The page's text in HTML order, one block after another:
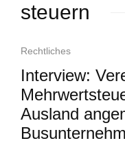
steuern
Rechtliches
Interview:
Ausland